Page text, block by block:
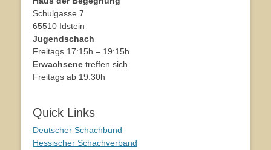
Schulgasse 7
65510 Idstein
Jugendschach
Freitags 17:15h – 19:15h
Erwachsene treffen sich
Freitags ab 19:30h
Quick Links
Deutscher Schachbund
Hessischer Schachverband